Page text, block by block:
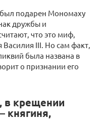
был подарен Мономаху
дружбы и
что это миф,
III. Но сам факт,
была названа в
о признании его
в крещении
княгиня,